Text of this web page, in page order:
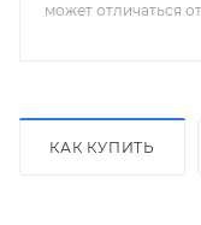
может отличаться
КАК КУПИТЬ